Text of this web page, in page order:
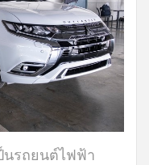
นรถยนต์ไฟฟ้า